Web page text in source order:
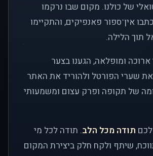
של כולנו. מקום שבו נרקמו
אין־ספור פאנפיקים, והתקיימו
תוך הלילה.
ומופלאה, הגענו בצער
שערי הפורטל ולהוריד את האתר
של תקופה ופרק עצום ומשמעותי
תודה מכל הלב. תודה לכל מי
שיתף ולקח חלק ביצירת המקום